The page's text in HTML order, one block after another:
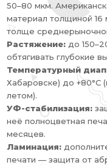
50–80 мкм.
материал толщиной
толще
Растяжение: до
обтягивать глубокие
Температурный
Хабаровске) до +80°C
летом).
УФ-стабилизация:
неё полноцветная
месяцев.
Ламинация:
печати — защита от